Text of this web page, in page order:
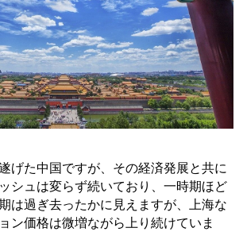
げた中国ですが、その経済発展と共に
シュは変らず続いており、一時期ほど
は過ぎ去ったかに見えますが、上海な
ン価格は微増ながら上り続けていま